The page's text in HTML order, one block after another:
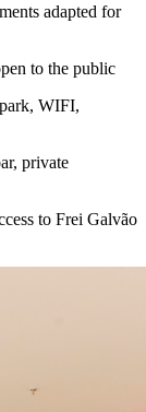
adapted for
to the public
WIFI,
private
to Frei Galvão